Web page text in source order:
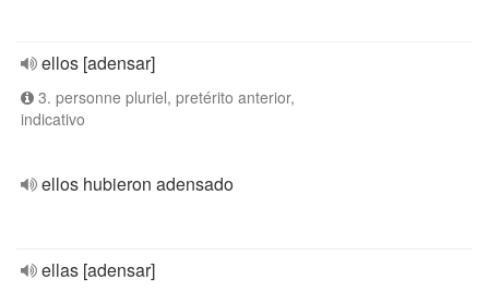
ellos [adensar]
3. personne pluriel, pretérito anterior,
indicativo
ellos hubieron adensado
ellas [adensar]